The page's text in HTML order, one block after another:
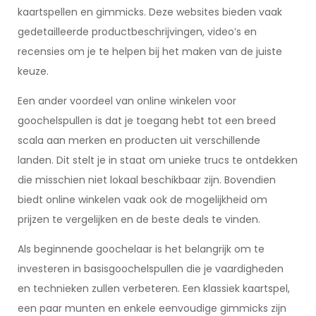
kaartspellen en gimmicks. Deze websites bieden vaak
gedetailleerde productbeschrijvingen, video’s en
recensies om je te helpen bij het maken van de juiste
keuze.
Een ander voordeel van online winkelen voor
goochelspullen is dat je toegang hebt tot een breed
scala aan merken en producten uit verschillende
landen. Dit stelt je in staat om unieke trucs te ontdekken
die misschien niet lokaal beschikbaar zijn. Bovendien
biedt online winkelen vaak ook de mogelijkheid om
prijzen te vergelijken en de beste deals te vinden.
Als beginnende goochelaar is het belangrijk om te
investeren in basisgoochelspullen die je vaardigheden
en technieken zullen verbeteren. Een klassiek kaartspel,
een paar munten en enkele eenvoudige gimmicks zijn